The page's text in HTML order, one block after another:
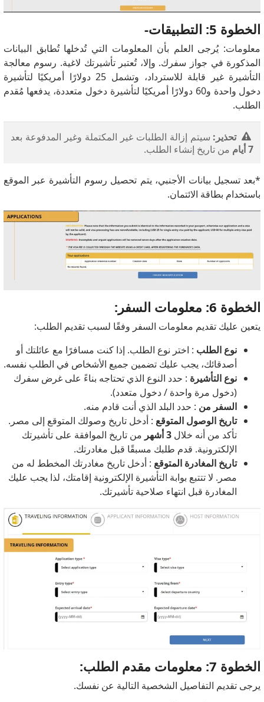
الخطوة 5: التطبيقات-
معلومات: يُرجى العلم بأن المعلومات التي تُدخلها تُطابق البيانات
المذكورة في جواز سفرك. وإلا، تُعتبر تأشيرتك لاغية. رسوم معالجة
التأشيرة غير قابلة للاسترداد، وتشمل 25 دولارًا أمريكيًا لتأشيرة
دخول واحدة و60 دولارًا أمريكيًا لتأشيرة دخول متعددة، يدفعها مُقدم
الطلب.
تحذير: سيتم إزالة الطلبات غير المكتملة وغير المدفوعة بعد
7 أيام
من تاريخ إنشاء الطلب.
*بعد تسجيل بيانات الأجنبي، يتم تحصيل رسوم التأشيرة عبر الموقع
باستخدام بطاقة الائتمان.
الخطوة 6: معلومات السفر:
يتعين عليك تقديم معلومات السفر وفقًا لسبب تقديم الطلب:
نوع الطلب : اختر نوع الطلب. إذا كنت مسافرًا مع عائلتك أو
أصدقائك، يجب عليك تضمين جميع الأشخاص في الطلب نفسه.
نوع التأشيرة : حدد النوع الذي تحتاجه بناءً على غرض سفرك
(دخول مرة واحدة / دخول متعدد).
السفر من : حدد البلد الذي أنت قادم منه.
تاريخ الوصول المتوقع : أدخل تاريخ وصولك المتوقع إلى مصر.
تأكد من أنه خلال 3 أشهر
من تاريخ الموافقة على تأشيرتك
الإلكترونية. قدم طلبك مسبقًا قبل مغادرتك.
تاريخ المغادرة المتوقع : أدخل تاريخ مغادرتك المخطط له من
مصر. لا تتتبع بوابة التأشيرة الإلكترونية إقامتك، لذا يجب عليك
المغادرة قبل انتهاء صلاحية تأشيرتك.
الخطوة 7: معلومات مقدم الطلب:
يرجى تقديم التفاصيل الشخصية التالية عن نفسك.